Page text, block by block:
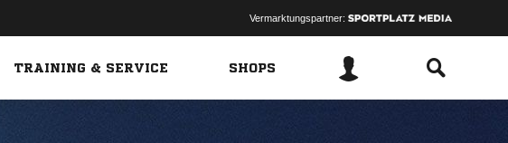
Vermarktungspartner:
TRAINING & SERVICE SHOPS